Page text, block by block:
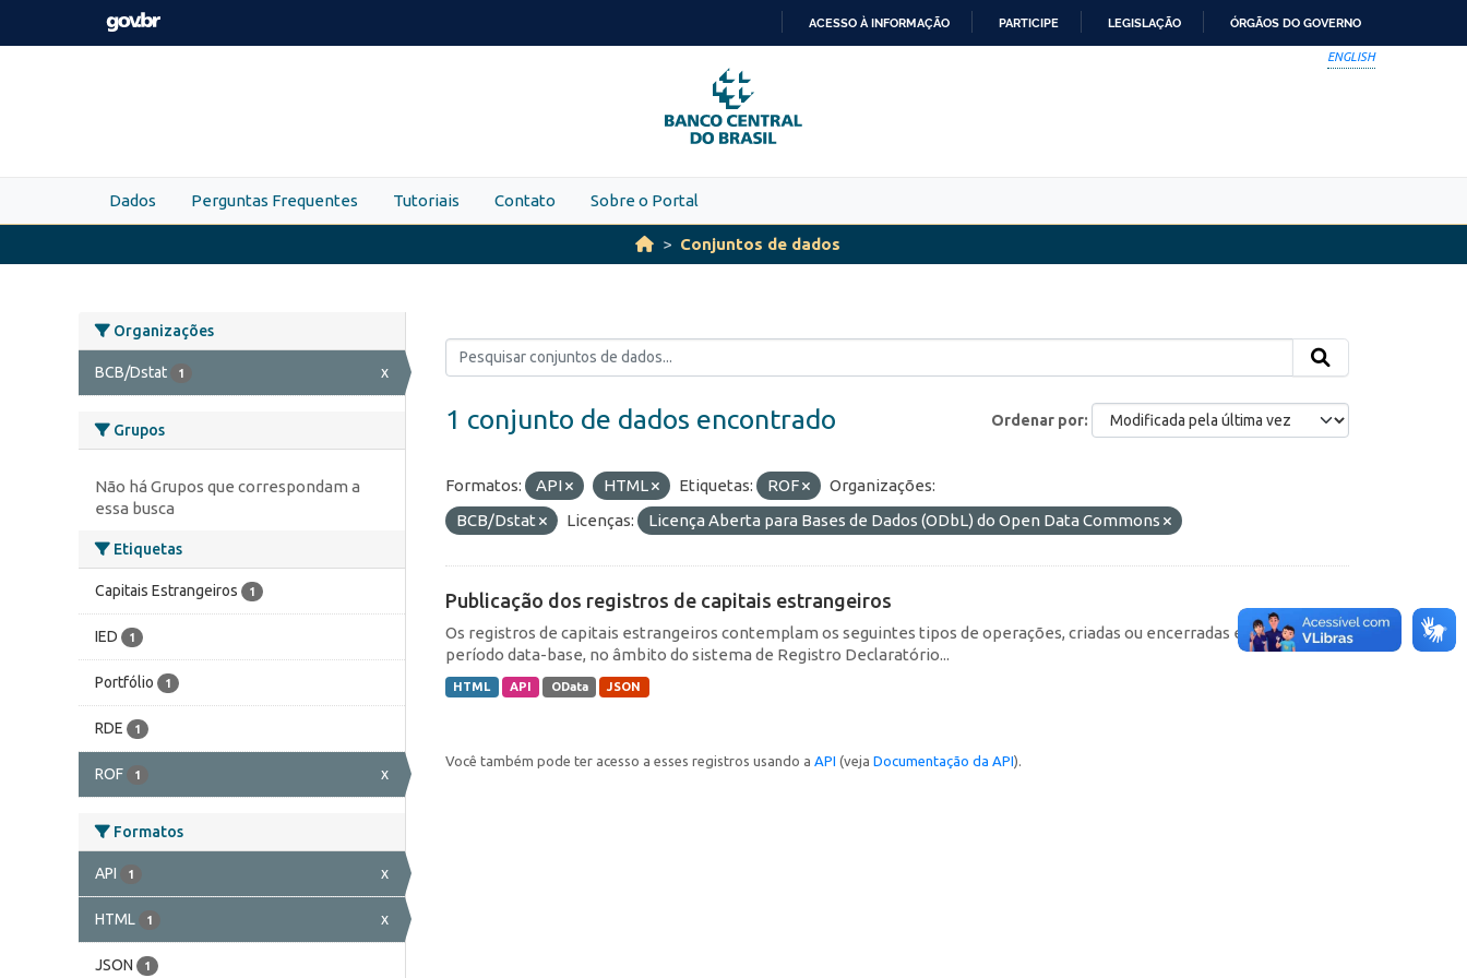
Skip to main content
PARA
O
CONTEÚDO
ACESSO À INFORMAÇÃO PARTICIPE LEGISLAÇÃO ÓRGÃOS DO GOVERNO
ENGLISH
Dados Perguntas Frequentes Tutoriais Contato Sobre o Portal
Conjuntos de dados
Organizações
BCB/Dstat 1 x
Grupos
Não há Grupos que correspondam a
essa busca
Etiquetas
Capitais Estrangeiros 1
IED 1
Portfólio 1
RDE 1
ROF 1 x
Formatos
API 1 x
HTML 1 x
JSON 1
Ordenar por
1 conjunto de dados encontrado
Formatos: API HTML Etiquetas: ROF
Organizações:
BCB/Dstat
Licenças: Licença Aberta para Bases de Dados (ODbL) do Open Data Commons
Publicação dos registros de capitais estrangeiros
Os registros de capitais estrangeiros contemplam os seguintes tipos de operações, criadas ou encerradas em cada
período data-base, no âmbito do sistema de Registro Declaratório...
HTML API OData JSON
Você também pode ter acesso a esses registros usando a API (veja Documentação da API).